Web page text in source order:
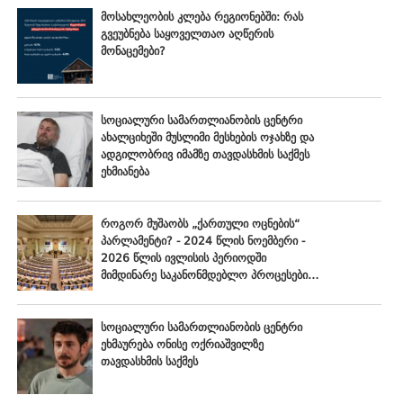
მოსახლეობის კლება რეგიონებში: რას
გვეუბნება საყოველთაო აღწერის
მონაცემები?
სოციალური სამართლიანობის ცენტრი
ახალციხეში მუსლიმი მესხების ოჯახზე და
ადგილობრივ იმამზე თავდასხმის საქმეს
ეხმიანება
როგორ მუშაობს „ქართული ოცნების“
პარლამენტი? - 2024 წლის ნოემბერი -
2026 წლის ივლისის პერიოდში
მიმდინარე საკანონმდებლო პროცესების
სოციალური სამართლიანობის ცენტრი
ეხმაურება ონისე ოქრიაშვილზე
თავდასხმის საქმეს